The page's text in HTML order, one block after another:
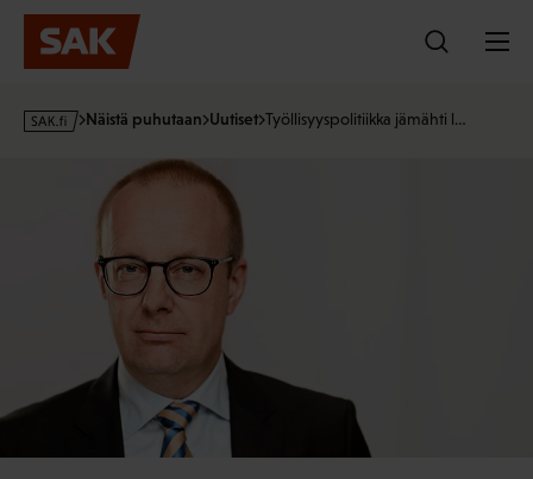
Hyppää
sisältöön
s
Näistä puhutaan Uutiset Työllisyyspolitiikka jämähti l…